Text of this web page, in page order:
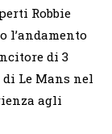
Robbie
l’andamento
di 3
di Le Mans nel
agli